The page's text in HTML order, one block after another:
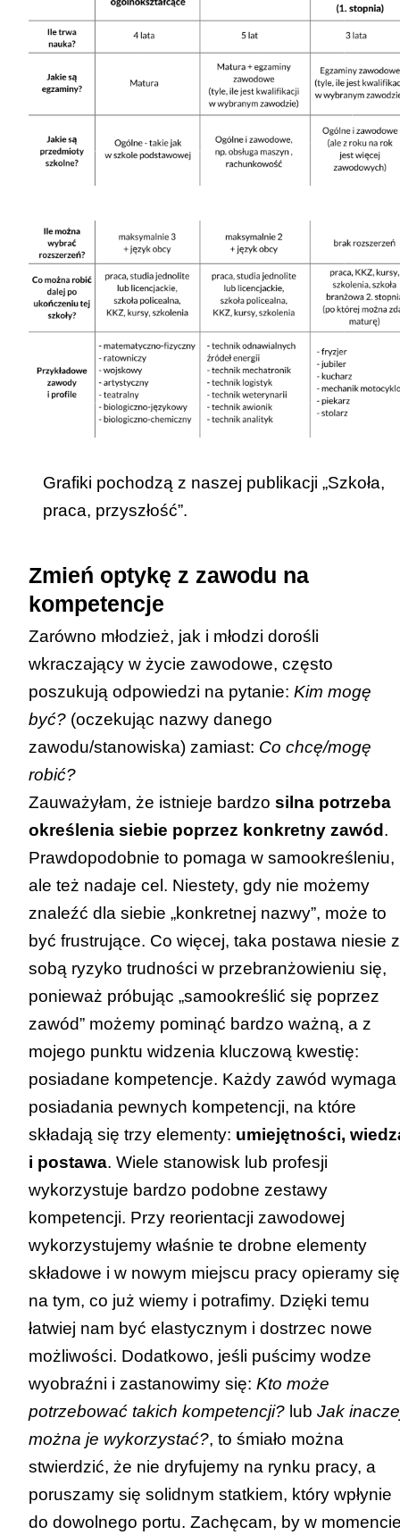
Grafiki pochodzą z naszej publikacji „Szkoła,
praca, przyszłość”.
Zmień optykę z zawodu na
kompetencje
Zarówno młodzież, jak i młodzi dorośli
wkraczający w życie zawodowe, często
poszukują odpowiedzi na pytanie: Kim mogę
być? (oczekując nazwy danego
zawodu/stanowiska) zamiast: Co chcę/mogę
robić?
Zauważyłam, że istnieje bardzo silna potrzeba
określenia siebie poprzez konkretny zawód.
Prawdopodobnie to pomaga w samookreśleniu,
ale też nadaje cel. Niestety, gdy nie możemy
znaleźć dla siebie „konkretnej nazwy”, może to
być frustrujące. Co więcej, taka postawa niesie
sobą ryzyko trudności w przebranżowieniu się,
ponieważ próbując „samookreślić się poprzez
zawód” możemy pominąć bardzo ważną, a z
mojego punktu widzenia kluczową kwestię:
posiadane kompetencje. Każdy zawód wymaga
posiadania pewnych kompetencji, na które
składają się trzy elementy: umiejętności,
i postawa. Wiele stanowisk lub profesji
wykorzystuje bardzo podobne zestawy
kompetencji. Przy reorientacji zawodowej
wykorzystujemy właśnie te drobne elementy
składowe i w nowym miejscu pracy opieramy się
na tym, co już wiemy i potrafimy. Dzięki temu
łatwiej nam być elastycznym i dostrzec nowe
możliwości. Dodatkowo, jeśli puścimy wodze
wyobraźni i zastanowimy się: Kto może
potrzebować takich kompetencji? lub Jak
można je wykorzystać?, to śmiało można
stwierdzić, że nie dryfujemy na rynku pracy, a
poruszamy się solidnym statkiem, który wpłynie
do dowolnego portu. Zachęcam, by w